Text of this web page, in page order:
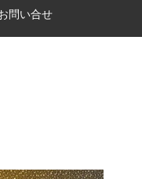
問い合せ